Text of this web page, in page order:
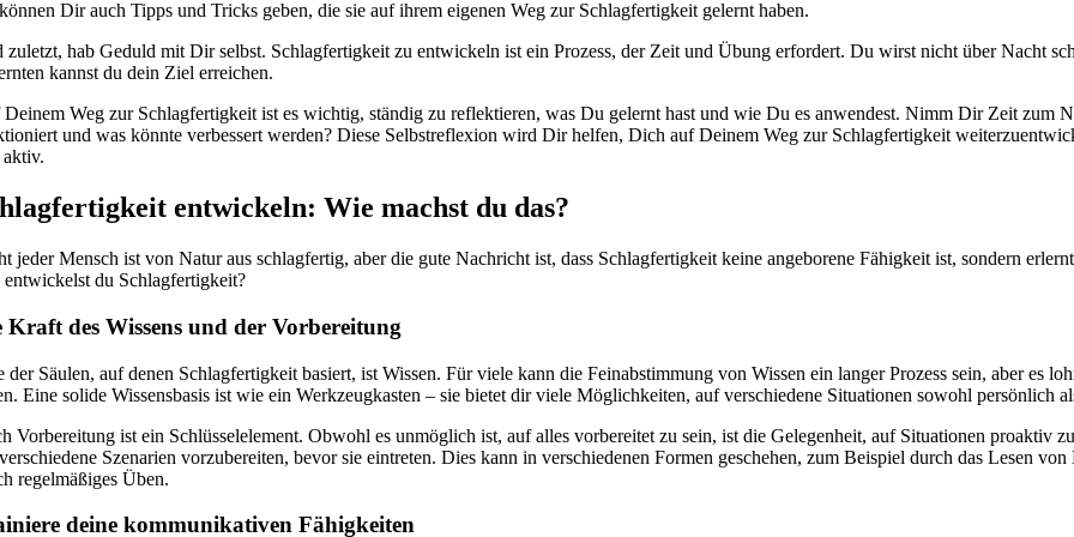
Dir auch Tipps und Tricks geben, die sie auf ihrem eigenen Weg zur Schlagfertigkeit gelernt haben.
zuletzt, hab Geduld mit Dir selbst. Schlagfertigkeit zu entwickeln ist ein Prozess, der Zeit und Übung erfordert. Du wirst nicht über Nacht
kannst du dein Ziel erreichen.
Weg zur Schlagfertigkeit ist es wichtig, ständig zu reflektieren, was Du gelernt hast und wie Du es anwendest. Nimm Dir Zeit zum
und was könnte verbessert werden? Diese Selbstreflexion wird Dir helfen, Dich auf Deinem Weg zur Schlagfertigkeit
entwickeln: Wie machst du das?
jeder Mensch ist von Natur aus schlagfertig, aber die gute Nachricht ist, dass Schlagfertigkeit keine angeborene Fähigkeit ist, sondern
entwickelst du Schlagfertigkeit?
Kraft des Wissens und der Vorbereitung
der Säulen, auf denen Schlagfertigkeit basiert, ist Wissen. Für viele kann die Feinabstimmung von Wissen ein langer Prozess sein, aber es
Eine solide Wissensbasis ist wie ein Werkzeugkasten – sie bietet dir viele Möglichkeiten, auf verschiedene Situationen sowohl persönlich
Vorbereitung ist ein Schlüsselelement. Obwohl es unmöglich ist, auf alles vorbereitet zu sein, ist die Gelegenheit, auf Situationen proaktiv
Szenarien vorzubereiten, bevor sie eintreten. Dies kann in verschiedenen Formen geschehen, zum Beispiel durch das Lesen
regelmäßiges Üben.
deine kommunikativen Fähigkeiten